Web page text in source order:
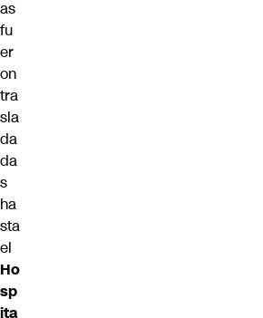
as
fu
er
on
tra
sla
da
da
s
ha
sta
el
Ho
sp
ita